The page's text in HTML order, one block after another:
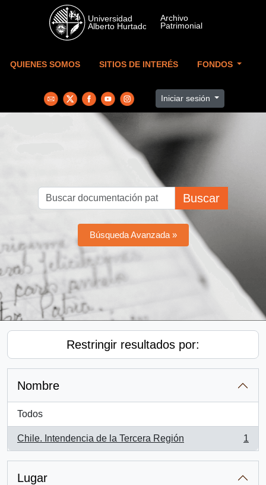
Skip to main content
QUIENES SOMOS SITIOS DE INTERÉS FONDOS
Iniciar sesión
Buscar
Búsqueda Avanzada »
Restringir resultados por:
Nombre
Todos
Chile. Intendencia de la Tercera Región
, 1 resultados
1
Lugar